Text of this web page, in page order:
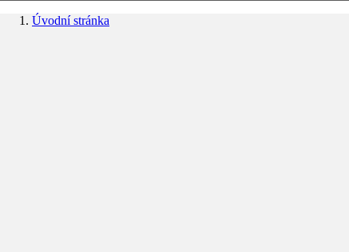
Úvodní stránka